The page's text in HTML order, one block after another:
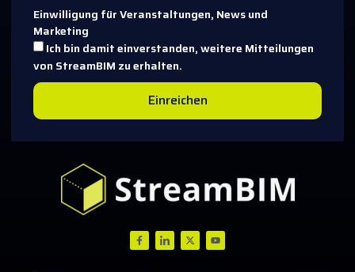
Einwilligung für Veranstaltungen, News und
Marketing
Ich bin damit einverstanden, weitere Mitteilungen
von StreamBIM zu erhalten.
Einreichen